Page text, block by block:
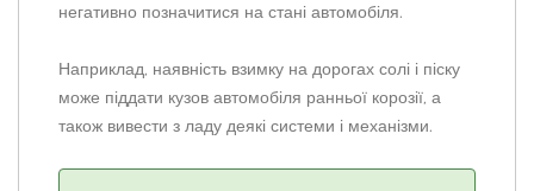
негативно позначитися на стані автомобіля.
Наприклад, наявність взимку на дорогах солі і піску
може піддати кузов автомобіля ранньої корозії, а
також вивести з ладу деякі системи і механізми.